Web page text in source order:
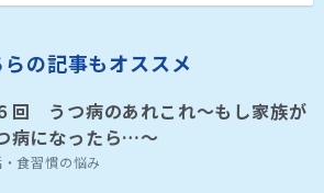
らの記事もオススメ
回 うつ病のあれこれ～もし家族が
病になったら…～
食習慣の悩み